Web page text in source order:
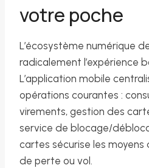
votre poche
L’écosystème numérique
radicalement l’expérience
L’application mobile
opérations courantes :
virements, gestion des
service de blocage/
cartes sécurise les
de perte ou vol.